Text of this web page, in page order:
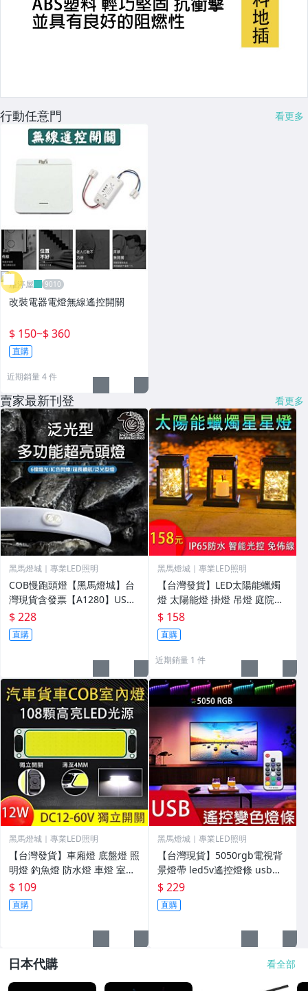
行動任意門 看更多
雁渟屋
改裝電器電燈無線遙控開關
$ 150~$ 360
直購
近期銷量 4 件
賣家最新刊登 看更多
黑馬燈城｜專業LED照明
COB慢跑頭燈【黑馬燈城】台
灣現貨含發票【A1280】USB
充電 釣魚 狩獵 夜間跑步露營
騎自行車 爬山 LED 運動
$ 228
直購
黑馬燈城｜專業LED照明
【台灣發貨】LED太陽能蠟燭
燈 太陽能燈 掛燈 吊燈 庭院照
明燈 花園景觀裝飾燈咖啡廳防
水陽臺掛樹別墅燈
$ 158
直購
近期銷量 1 件
黑馬燈城｜專業LED照明
【台灣發貨】車廂燈 底盤燈 照
明燈 釣魚燈 防水燈 車燈 室內
燈 露營燈 貨車燈 後車燈 駕駛
燈 閱讀燈
$ 109
直購
黑馬燈城｜專業LED照明
【台灣現貨】5050rgb電視背
景燈帶 led5v遙控燈條 usb滴
膠彩色燈帶
$ 229
直購
日本代購 看全部